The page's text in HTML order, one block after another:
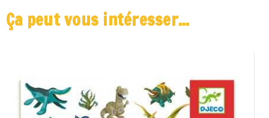
Ça peut vous intéresser...